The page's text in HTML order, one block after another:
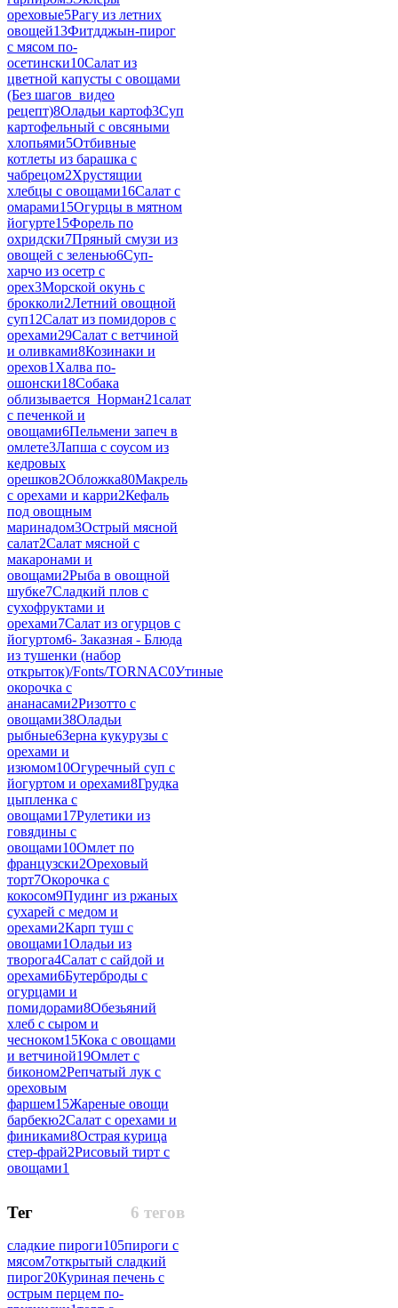
ореховые5Рагу из летних
овощей13Фитдджын-пирог
с мясом по-
осетински10Салат из
цветной капусты с овощами
(Без шагов_видео
рецепт)8Оладьи картоф3Суп
картофельный с овсяными
хлопьями5Отбивные
котлеты из барашка с
чабрецом2Хрустящии
хлебцы с овощами16Салат с
омарами15Огурцы в мятном
йогурте15Форель по
охридски7Пряный смузи из
овощей с зеленью6Суп-
харчо из осетр с
орех3Морской окунь с
брокколи2Летний овощной
суп12Салат из помидоров с
орехами29Салат с ветчиной
и оливками8Козинаки и
орехов1 Халва по-
ошонски18Собака
облизывается_Норман21салат
с печенкой и
овощами6Пельмени запеч в
омлете3Лапша с соусом из
кедровых
орешков2Обложка80Макрель
с орехами и карри2Кефаль
под овощным
маринадом3Острый мясной
салат2Салат мясной с
макаронами и
овощами2Рыба в овощной
шубке7Сладкий плов с
сухофруктами и
орехами7Салат из огурцов с
йогуртом6- Заказная - Блюда
из тушенки (набор
открыток)/Fonts/TORNAC0Утиные
окорочка с
ананасами2Ризотто с
овощами38Оладьи
рыбные6Зерна кукурузы с
орехами и
изюмом10Огуречный суп с
йогуртом и орехами8Грудка
цыпленка с
овощами17Рулетики из
говядины с
овощами10Омлет по
французски2Ореховый
торт7Окорочка с
кокосом9Пудинг из ржаных
сухарей с медом и
орехами2Карп туш с
овощами1Оладьи из
творога4Салат с сайдой и
орехами6Бутерброды с
огурцами и
помидорами8Обезьяний
хлеб с сыром и
чесноком15Кока с овощами
и ветчиной19Омлет с
биконом2Репчатый лук с
ореховым
фаршем15Жареные овощи
барбекю2Салат с орехами и
финиками8Острая курица
стер-фрай2Рисовый тирт с
овощами1
6 тегов
Тег
сладкие пироги105пироги с
мясом7открытый сладкий
пирог20Куриная печень с
острым перцем по-